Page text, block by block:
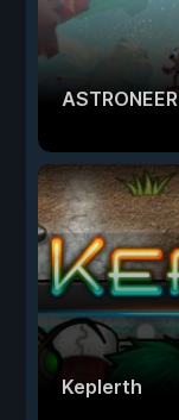
ASTRONEER
Keplerth